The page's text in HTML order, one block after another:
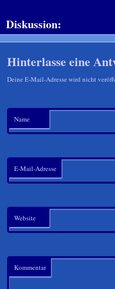
Diskussion:
Hinterlasse eine
Deine E-Mail-Adresse wird nicht
Name
E-Mail-Adresse
Website
Kommentar